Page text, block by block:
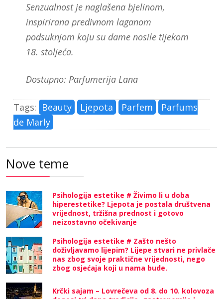
Senzualnost je naglašena bjelinom,
inspirirana predivnom laganom
podsuknjom koju su dame nosile tijekom
18. stoljeća.
Dostupno: Parfumerija Lana
Tags: Beauty Ljepota Parfem
Parfums
de Marly
Nove teme
Psihologija estetike # Živimo li u doba
hiperestetike? Ljepota je postala društvena
vrijednost, tržišna prednost i gotovo
neizostavno očekivanje
Psihologija estetike # Zašto nešto
doživljavamo lijepim? Lijepe stvari ne privlače
nas zbog svoje praktične vrijednosti, nego
zbog osjećaja koji u nama bude.
Krčki sajam – Lovrečeva od 8. do 10. kolovoza